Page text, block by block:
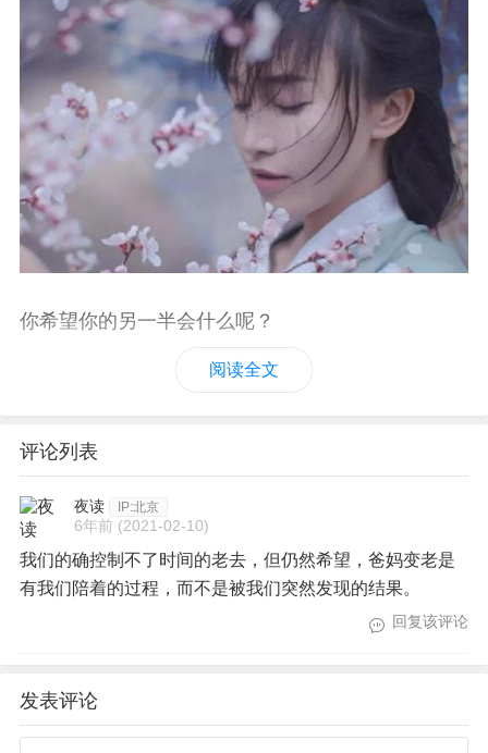
一定是你来时太小心，怕我再想起你。 "
不善言辞的毛不易用最温柔的方式表达着对妈妈的
想念，在他上台演出，台下所有人为他欢呼的时
候；在他赚了第一笔钱，生活开始变好的时候；在
他得到了无数人的关注和爱之后，他最想分享的人
已经不在身边了。
" 妈，你看，我过得挺好的，你不用再为我担心
" 我只能在梦里，告诉你，我有多想你，如果你也想
我，你能不能来梦里看看我。"
几天前的一个早晨，我早起在家健身。拉开窗帘的
一瞬间，东边太阳刚刚升起不久，照着远处的高楼
闪着金光，我脑海里突然想起了我去世五年的外
婆。
你一定觉得这都哪儿跟哪儿啊，平淡无奇的早晨，
什么都没有发生，我就想到了故去的人。可是经历
定的瞬间是，而是很多你意料不到的时刻。
你希望你的另一半会什么呢？
阅读全文
评论列表
夜读 IP:北京
6年前 (2021-02-10)
我们的确控制不了时间的老去，但仍然希望，爸妈变老是
有我们陪着的过程，而不是被我们突然发现的结果。
回复该评论
发表评论